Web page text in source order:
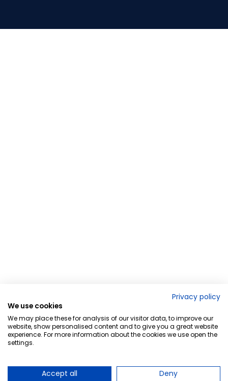
Privacy policy
We use cookies
We may place these for analysis of our visitor data, to improve our
website, show personalised content and to give you a great website
experience. For more information about the cookies we use open the
settings.
Accept all Deny